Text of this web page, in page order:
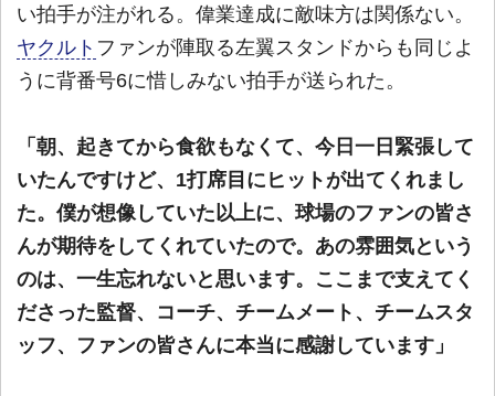
い拍手が注がれる。偉業達成に敵味方は関係ない。
ヤクルト ファンが陣取る左翼スタンドからも同じよ
うに背番号6に惜しみない拍手が送られた。
「朝、起きてから食欲もなくて、今日一日緊張して
いたんですけど、1打席目にヒットが出てくれまし
た。僕が想像していた以上に、球場のファンの皆さ
んが期待をしてくれていたので。あの雰囲気という
のは、一生忘れないと思います。ここまで支えてく
ださった監督、コーチ、チームメート、チームスタ
ッフ、ファンの皆さんに本当に感謝しています」